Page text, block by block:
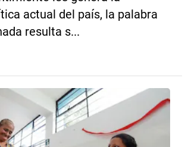
actual del país, la palabra
resulta s...